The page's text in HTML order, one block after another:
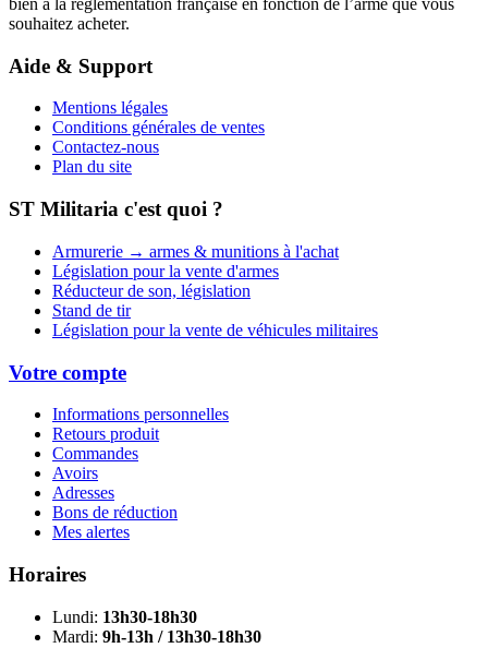
bien à la réglementation française en fonction de l’arme que vous
souhaitez acheter.
Aide & Support
Mentions légales
Conditions générales de ventes
Contactez-nous
Plan du site
ST Militaria c'est quoi ?
Armurerie → armes & munitions à l'achat
Législation pour la vente d'armes
Réducteur de son, législation
Stand de tir
Législation pour la vente de véhicules militaires
Votre compte
Informations personnelles
Retours produit
Commandes
Avoirs
Adresses
Bons de réduction
Mes alertes
Horaires
Lundi: 13h30-18h30
Mardi: 9h-13h / 13h30-18h30